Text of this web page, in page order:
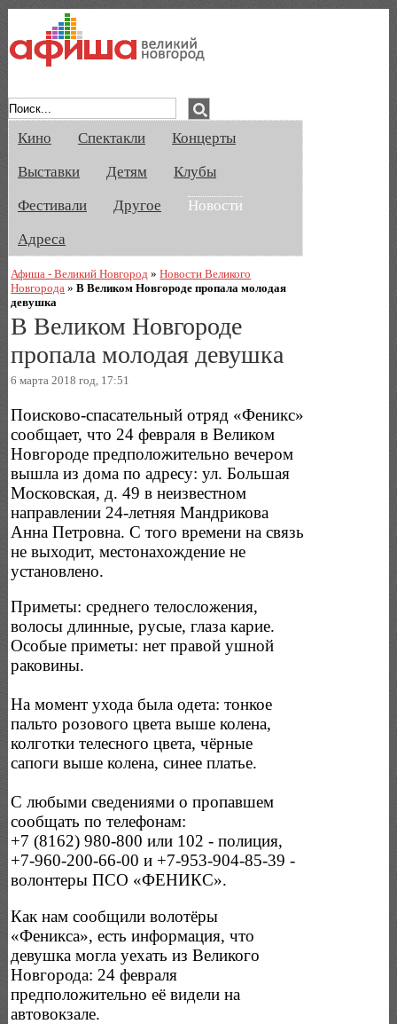
Кино Спектакли
Концерты
Выставки
Детям
Клубы
Фестивали
Другое
Новости
Адреса
Афиша - Великий Новгород »Новости Великого
Новгорода »В Великом Новгороде пропала молодая
девушка
В Великом Новгороде
пропала молодая девушка
6 марта 2018 год, 17:51
Поисково-спасательный отряд «Феникс»
сообщает, что 24 февраля в Великом
Новгороде предположительно вечером
вышла из дома по адресу: ул. Большая
Московская, д. 49 в неизвестном
направлении 24-летняя Мандрикова
Анна Петровна. С того времени на связь
не выходит, местонахождение не
установлено.
Приметы: среднего телосложения,
волосы длинные, русые, глаза карие.
Особые приметы: нет правой ушной
раковины.
На момент ухода была одета: тонкое
пальто розового цвета выше колена,
колготки телесного цвета, чёрные
сапоги выше колена, синее платье.
С любыми сведениями о пропавшем
сообщать по телефонам:
+7 (8162) 980-800 или 102 - полиция,
+7-960-200-66-00 и +7-953-904-85-39 -
волонтеры ПСО «ФЕНИКС».
Как нам сообщили волотёры
«Феникса», есть информация, что
девушка могла уехать из Великого
Новгорода: 24 февраля
предположительно её видели на
автовокзале.